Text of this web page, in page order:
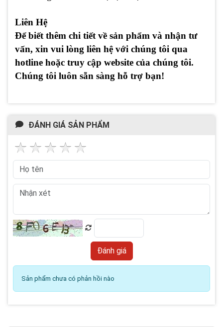
Liên Hệ
Để biết thêm chi tiết về sản phẩm và nhận tư
vấn, xin vui lòng liên hệ với chúng tôi qua
hotline hoặc truy cập website của chúng tôi.
Chúng tôi luôn sẵn sàng hỗ trợ bạn!
ĐÁNH GIÁ SẢN PHẨM
Sản phẩm chưa có phản hồi nào